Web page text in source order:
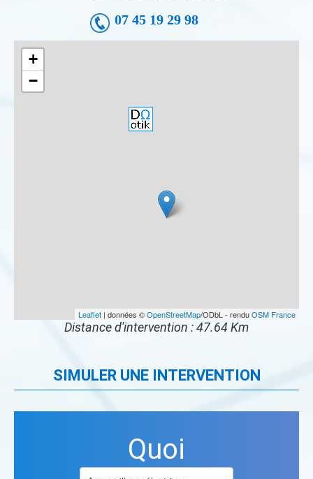
07 45 19 29 98
+
−
Leaflet | données ©OpenStreetMap/ODbL - renduOSM France
Distance d'intervention : 47.64 Km
SIMULER UNE INTERVENTION
Quoi